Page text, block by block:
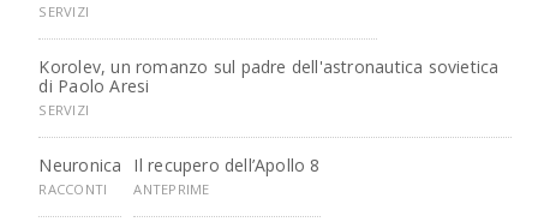
SERVIZI
Korolev, un romanzo sul padre dell'astronautica sovietica
di Paolo Aresi
SERVIZI
Neuronica
RACCONTI
Il recupero dell’Apollo 8
ANTEPRIME